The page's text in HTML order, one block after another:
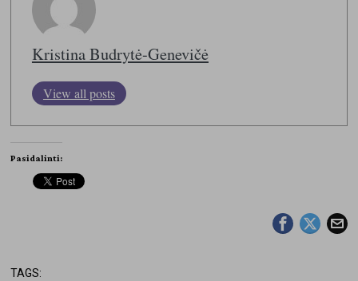
Kristina Budrytė-Genevičė
View all posts
Pasidalinti:
TAGS: